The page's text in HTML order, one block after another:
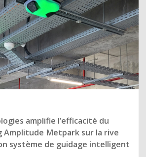
amplifie l’efficacité du
Amplitude Metpark sur la rive
système de guidage intelligent